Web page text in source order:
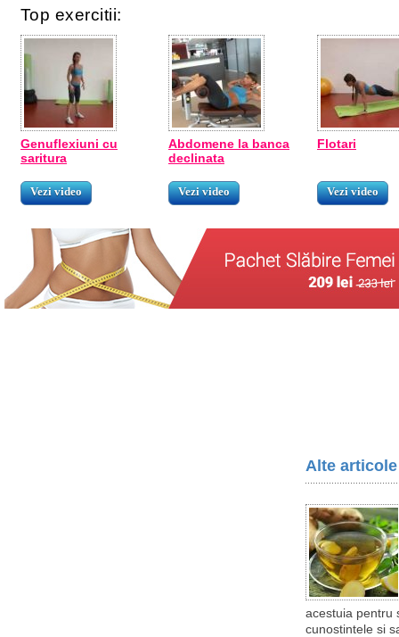
Top exercitii:
Genuflexiuni cu
saritura
Vezi video
Abdomene la banca
declinata
Vezi video
Flotari
Vezi video
Alte
acestuia pentru
cunostintele si